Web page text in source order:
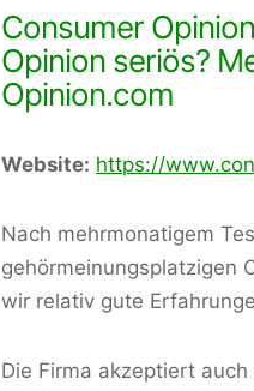
Consumer
Opinion seriös?
Opinion.com
Website: https://
Nach mehrmonatigem
gehörmeinungsplatzigen
wir relativ gute
Die Firma akzeptiert